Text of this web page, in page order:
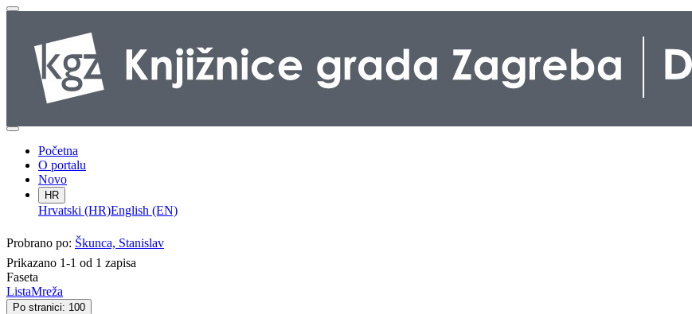
Početna
O portalu
Novo
HR
Hrvatski (HR)English (EN)
Probrano po: Škunca, Stanislav
Prikazano 1-1 od 1 zapisa
Faseta
ListaMreža
Po stranici: 100